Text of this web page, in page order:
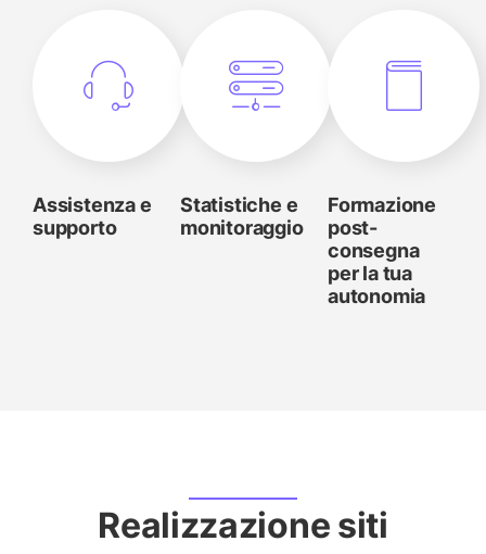
Assistenza e
supporto
Statistiche e
monitoraggio
Formazione
post-
consegna
per la tua
autonomia
Realizzazione siti